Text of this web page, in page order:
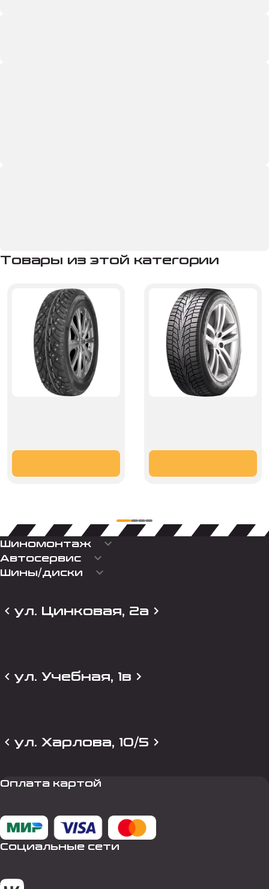
Товары из этой категории
Шиномонтаж keyboard_arrow_down
Автосервис keyboard_arrow_down
Шины/диски keyboard_arrow_down
ул. Цинковая, 2а
ул. Учебная, 1в
ул. Харлова, 10/5
Оплата картой
Социальные сети